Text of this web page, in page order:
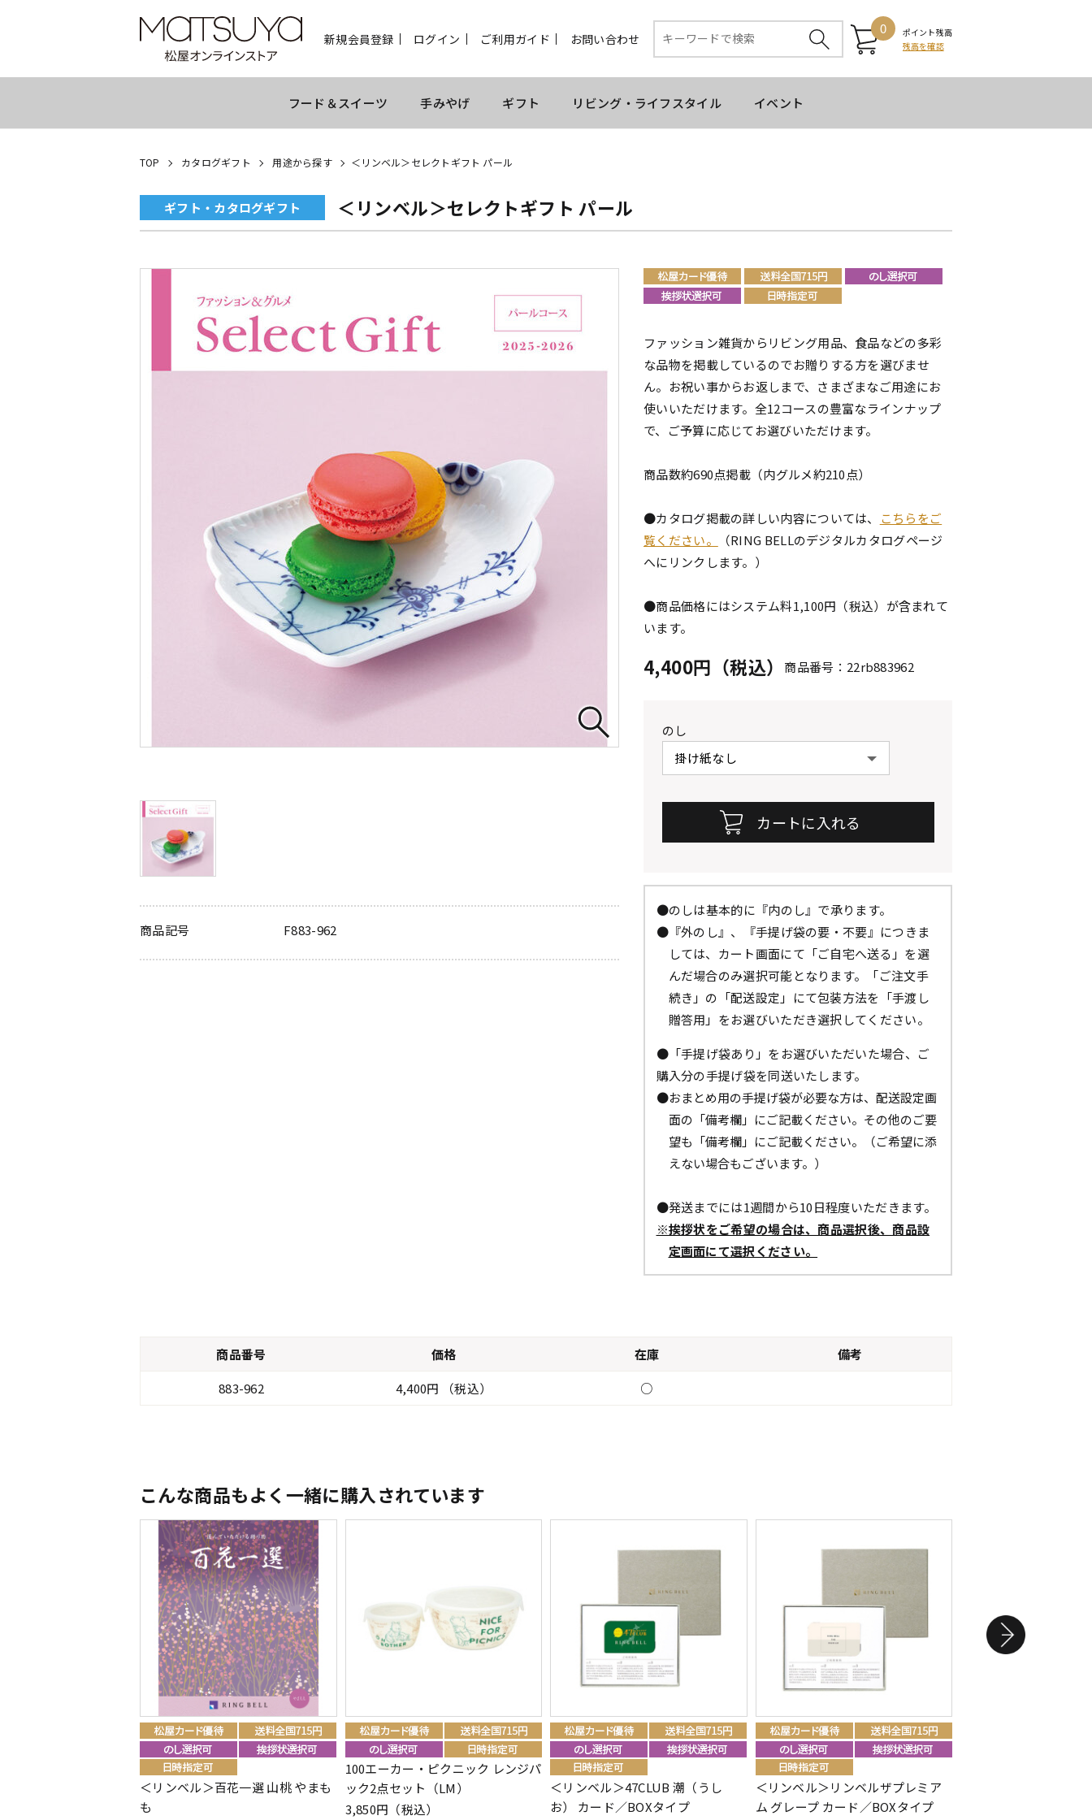
新規会員登録 ログイン ご利用ガイド お問い合わせ
0
ポイント残高
残高を確認
フード＆スイーツ 手みやげ ギフト リビング・ライフスタイル イベント
TOP カタログギフト 用途から探す ＜リンベル＞セレクトギフト パール
ギフト・カタログギフト ＜リンベル＞セレクトギフト パール
商品記号 F883-962
ファッション雑貨からリビング用品、食品などの多彩
な品物を掲載しているのでお贈りする方を選びませ
ん。お祝い事からお返しまで、さまざまなご用途にお
使いいただけます。全12コースの豊富なラインナップ
で、ご予算に応じてお選びいただけます。
商品数約690点掲載（内グルメ約210点）
●カタログ掲載の詳しい内容については、
こちらをご
覧ください。
（RING BELLのデジタルカタログページ
へにリンクします。）
●商品価格にはシステム料1,100円（税込）が含まれて
います。
4,400円（税込） 商品番号：22rb883962
のし
●のしは基本的に『内のし』で承ります。
●『外のし』、『手提げ袋の要・不要』につきま
しては、カート画面にて「ご自宅へ送る」を選
んだ場合のみ選択可能となります。「ご注文手
続き」の「配送設定」にて包装方法を「手渡し
贈答用」をお選びいただき選択してください。
●「手提げ袋あり」をお選びいただいた場合、ご
購入分の手提げ袋を同送いたします。
●おまとめ用の手提げ袋が必要な方は、配送設定画
面の「備考欄」にご記載ください。その他のご要
望も「備考欄」にご記載ください。（ご希望に添
えない場合もございます。）
●発送までには1週間から10日程度いただきます。
※挨拶状をご希望の場合は、商品選択後、商品設
定画面にて選択ください。
商品番号 価格 在庫
備考
883-962
4,400円 （税込） ○
こんな商品もよく一緒に購入されています
＜リンベル＞百花一選 山桃 やまも
も
100エーカー・ピクニック レンジパ
ック2点セット（LM）
3,850円（税込）
＜リンベル＞47CLUB 潮（うし
お） カード／BOXタイプ
＜リンベル＞リンベルザプレミア
ム グレープ カード／BOXタイプ